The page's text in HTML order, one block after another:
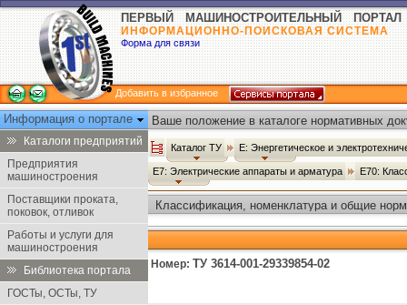
ПЕРВЫЙ МАШИНОСТРОИТЕЛЬНЫЙ ПОРТАЛ
ИНФОРМАЦИОННО-ПОИСКОВАЯ СИСТЕМА
Форма для связи
Добавить в избранное
Информация о портале
Каталоги предприятий
Предприятия
машиностроения
Поставщики проката,
поковок, отливок
Работы и услуги для
машиностроения
Библиотека портала
ГОСТы, ОСТы, ТУ
Ваше положение в каталоге нормативных
Каталог ТУ Е: Энергетическое и
Е7: Электрические аппараты и арматура Е70:
Классификация, номенклатура и общие
Номер: ТУ 3614-001-29339854-02